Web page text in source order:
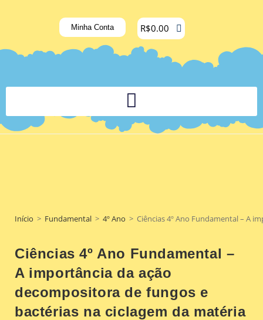
Minha Conta R$0.00
Início > Fundamental > 4º Ano > Ciências 4º Ano Fundamental – A
Ciências 4º Ano Fundamental –
A importância da ação
decompositora de fungos e
bactérias na ciclagem da matéria